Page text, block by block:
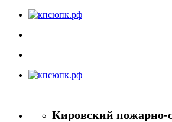
Кировский пожарно-